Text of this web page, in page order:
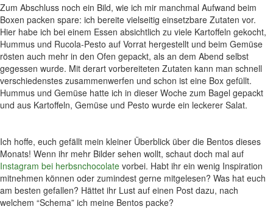
Zum Abschluss noch ein Bild, wie ich mir manchmal Aufwand beim
Boxen packen spare: ich bereite vielseitig einsetzbare Zutaten vor.
Hier habe ich bei einem Essen absichtlich zu viele Kartoffeln gekocht,
Hummus und Rucola-Pesto auf Vorrat hergestellt und beim Gemüse
rösten auch mehr in den Ofen gepackt, als an dem Abend selbst
gegessen wurde. Mit derart vorbereiteten Zutaten kann man schnell
verschiedenstes zusammenwerfen und schon ist eine Box gefüllt.
Hummus und Gemüse hatte ich in dieser Woche zum Bagel gepackt
und aus Kartoffeln, Gemüse und Pesto wurde ein leckerer Salat.
Ich hoffe, euch gefällt mein kleiner Überblick über die Bentos dieses
Monats! Wenn ihr mehr Bilder sehen wollt, schaut doch mal auf
Instagram bei herbsnchocolate vorbei. Habt ihr ein wenig Inspiration
mitnehmen können oder zumindest gerne mitgelesen? Was hat euch
am besten gefallen? Hättet ihr Lust auf einen Post dazu, nach
welchem “Schema” ich meine Bentos packe?